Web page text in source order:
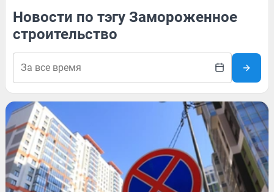
Новости по тэгу Замороженное
строительство